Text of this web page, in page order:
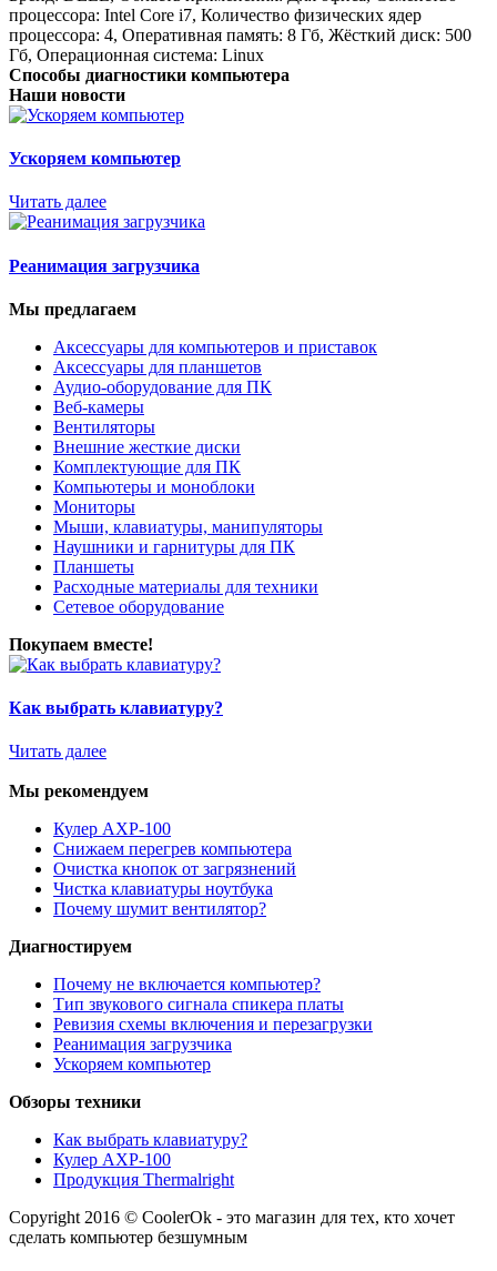
процессора: Intel Core i7, Количество физических ядер
процессора: 4, Оперативная память: 8 Гб, Жёсткий диск: 500
Гб, Операционная система: Linux
Способы диагностики компьютера
Наши новости
Ускоряем компьютер
Читать далее
Реанимация загрузчика
Мы предлагаем
Аксессуары для компьютеров и приставок
Аксессуары для планшетов
Аудио-оборудование для ПК
Веб-камеры
Вентиляторы
Внешние жесткие диски
Комплектующие для ПК
Компьютеры и моноблоки
Мониторы
Мыши, клавиатуры, манипуляторы
Наушники и гарнитуры для ПК
Планшеты
Расходные материалы для техники
Сетевое оборудование
Покупаем вместе!
Как выбрать клавиатуру?
Читать далее
Мы рекомендуем
Кулер AXP-100
Снижаем перегрев компьютера
Очистка кнопок от загрязнений
Чистка клавиатуры ноутбука
Почему шумит вентилятор?
Диагностируем
Почему не включается компьютер?
Тип звукового сигнала спикера платы
Ревизия схемы включения и перезагрузки
Реанимация загрузчика
Ускоряем компьютер
Обзоры техники
Как выбрать клавиатуру?
Кулер AXP-100
Продукция Thermalright
Copyright 2016 © CoolerOk - это магазин для тех, кто хочет
сделать компьютер безшумным